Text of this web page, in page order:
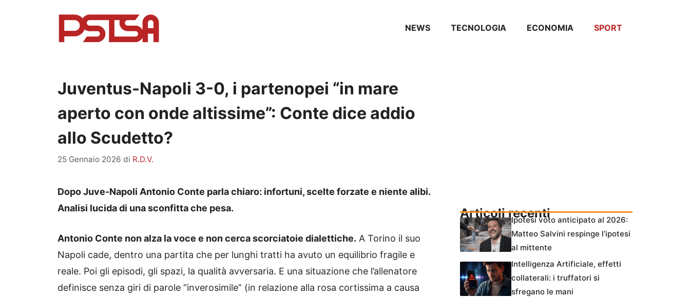
NEWS TECNOLOGIA ECONOMIA SPORT
Juventus-Napoli 3-0, i partenopei “in mare
aperto con onde altissime”: Conte dice addio
allo Scudetto?
25 Gennaio 2026 di R.D.V.
Dopo Juve-Napoli Antonio Conte parla chiaro: infortuni, scelte forzate e niente alibi.
Analisi lucida di una sconfitta che pesa.
Antonio Conte non alza la voce e non cerca scorciatoie dialettiche. A Torino il suo
Napoli cade, dentro una partita che per lunghi tratti ha avuto un equilibrio fragile e
reale. Poi gli episodi, gli spazi, la qualità avversaria. E una situazione che l’allenatore
definisce senza giri di parole “inverosimile” (in relazione alla rosa cortissima a causa
Articoli recentiIpotesi voto anticipato al 2026:
Matteo Salvini respinge l’ipotesi
al mittente
Intelligenza Artificiale, effetti
collaterali: i truffatori si
sfregano le mani